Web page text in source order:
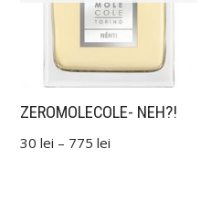
ZEROMOLECOLE- NEH?!
30 lei – 775 lei